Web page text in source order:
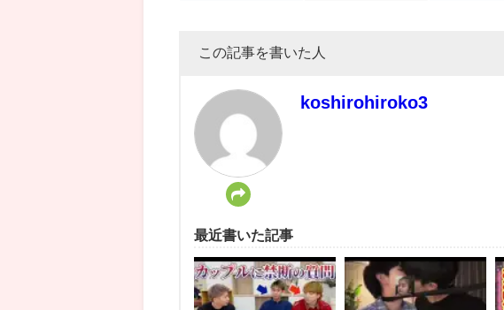
この記事を書いた人
koshirohiroko3
最近書いた記事